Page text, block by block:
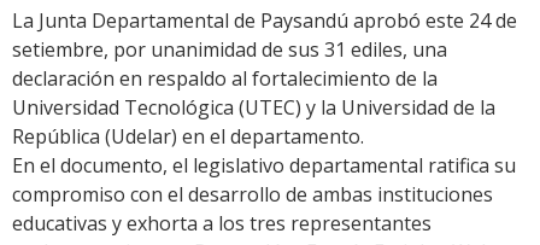
Link
La Junta Departamental de Paysandú aprobó este 24 de
setiembre, por unanimidad de sus 31 ediles, una
declaración en respaldo al fortalecimiento de la
Universidad Tecnológica (UTEC) y la Universidad de la
República (Udelar) en el departamento.
En el documento, el legislativo departamental ratifica su
compromiso con el desarrollo de ambas instituciones
educativas y exhorta a los tres representantes